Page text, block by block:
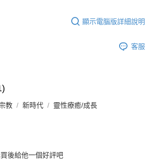
顯示電腦版詳細說明
客服
教 新時代 靈性療癒/成長
後給他一個好評吧